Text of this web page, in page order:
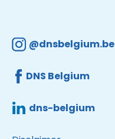
@dnsbelgium.be
DNS Belgium
dns-belgium